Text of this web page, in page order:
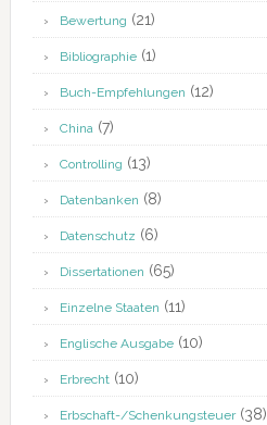
Bewertung (21)
Bibliographie(1)
Buch-Empfehlungen (12)
China (7)
Controlling (13)
Datenbanken (8)
Datenschutz (6)
Dissertationen (65)
Einzelne Staaten (11)
Englische Ausgabe(10)
Erbrecht(10)
Erbschaft-/Schenkungsteuer(38)